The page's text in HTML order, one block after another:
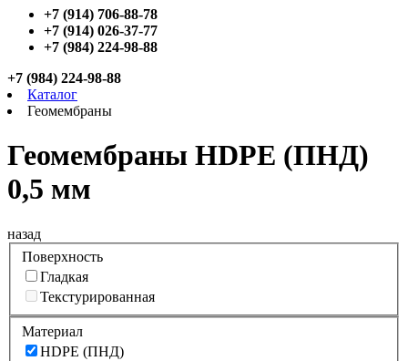
+7 (914) 706-88-78
+7 (914) 026-37-77
+7 (984) 224-98-88
+7 (984) 224-98-88
Каталог
Геомембраны
Геомембраны HDPE (ПНД)
0,5 мм
назад
Поверхность
Гладкая
Текстурированная
Материал
HDPE (ПНД)